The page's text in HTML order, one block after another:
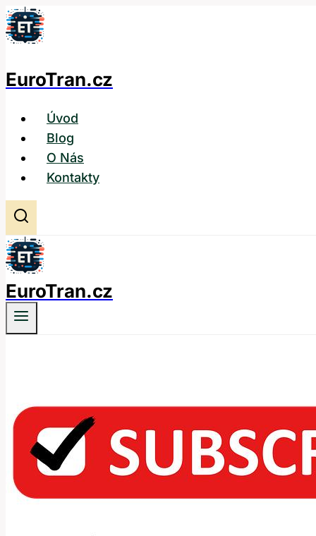
Přeskočit
na
EuroTran.cz
Úvod
Blog
O Nás
Kontakty
EuroTran.cz